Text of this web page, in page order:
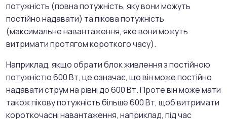
потужність (повна потужність, яку вони можуть
постійно надавати) та пікова потужність
(максимальне навантаження, яке вони можуть
витримати протягом короткого часу).
Наприклад, якщо обрати блок живлення з постійною
потужністю 600 Вт, це означає, що він може постійно
надавати струм на рівні до 600 Вт. Проте він може мати
також пікову потужність більше 600 Вт, щоб витримати
короткочасні навантаження, наприклад, під час